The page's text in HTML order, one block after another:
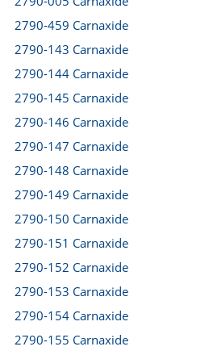
2790-459 Carnaxide
2790-143 Carnaxide
2790-144 Carnaxide
2790-145 Carnaxide
2790-146 Carnaxide
2790-147 Carnaxide
2790-148 Carnaxide
2790-149 Carnaxide
2790-150 Carnaxide
2790-151 Carnaxide
2790-152 Carnaxide
2790-153 Carnaxide
2790-154 Carnaxide
2790-155 Carnaxide